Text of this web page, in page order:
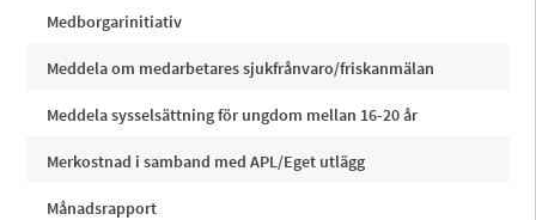
Medborgarinitiativ
Meddela om medarbetares sjukfrånvaro/friskanmälan
Meddela sysselsättning för ungdom mellan 16-20 år
Merkostnad i samband med APL/Eget utlägg
Månadsrapport